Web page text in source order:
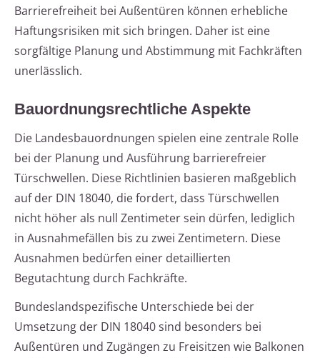
Barrierefreiheit bei Außentüren können erhebliche
Haftungsrisiken mit sich bringen. Daher ist eine
sorgfältige Planung und Abstimmung mit Fachkräften
unerlässlich.
Bauordnungsrechtliche Aspekte
Die Landesbauordnungen spielen eine zentrale Rolle
bei der Planung und Ausführung barrierefreier
Türschwellen. Diese Richtlinien basieren maßgeblich
auf der DIN 18040, die fordert, dass Türschwellen
nicht höher als null Zentimeter sein dürfen, lediglich
in Ausnahmefällen bis zu zwei Zentimetern. Diese
Ausnahmen bedürfen einer detaillierten
Begutachtung durch Fachkräfte.
Bundeslandspezifische Unterschiede bei der
Umsetzung der DIN 18040 sind besonders bei
Außentüren und Zugängen zu Freisitzen wie Balkonen